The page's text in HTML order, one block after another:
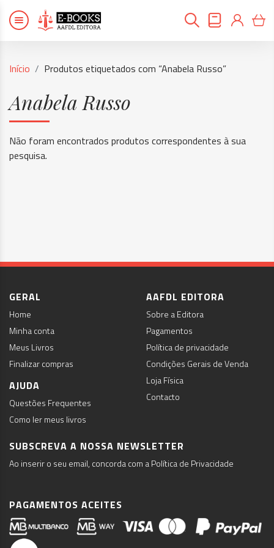
Início Produtos etiquetados com “Anabela Russo”
Anabela Russo
Não foram encontrados produtos correspondentes à sua
pesquisa.
GERAL
Home
Minha conta
Meus Livros
Finalizar compras
AJUDA
Questões Frequentes
Como ler meus livros
AAFDL EDITORA
Sobre a Editora
Pagamentos
Política de privacidade
Condições Gerais de Venda
Loja Física
Contacto
SUBSCREVA A NOSSA NEWSLETTER
Ao inserir o seu email, concorda com a Política de Privacidade
PAGAMENTOS ACEITES